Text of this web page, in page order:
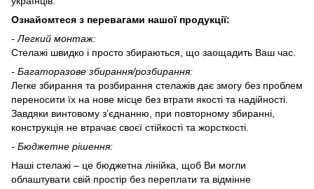
Ознайомтеся з перевагами нашої продукції:
- Легкий монтаж:
Стелажі швидко і просто збираються, що заощадить Ваш час.
- Багаторазове збирання/розбирання:
Легке збирання та розбирання стелажів дає змогу без проблем
переносити їх на нове місце без втрати якості та надійності.
Завдяки винтовому з’єднанню, при повторному збиранні,
конструкція не втрачає своєї стійкості та жорсткості.
- Бюджетне рішення:
Наші стелажі – це бюджетна лінійка, щоб Ви могли
облаштувати свій простір без переплати та відмінне